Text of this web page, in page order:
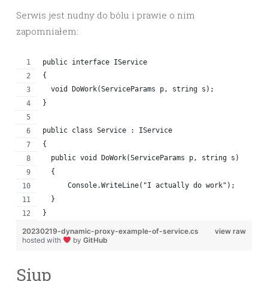
Serwis jest nudny do bólu i prawie o nim
zapomniałem:
public interface IService
{
  void DoWork(ServiceParams p, string s);
}
public class Service : IService
{
  public void DoWork(ServiceParams p, string s)
  {
      Console.WriteLine("I actually do work");
  }
}
view raw
20230219-dynamic-proxy-example-of-service.cs
hosted with
by GitHub
Siup